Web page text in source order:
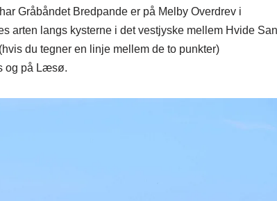
Gråbåndet Bredpande er på Melby Overdrev i
arten langs kysterne i det vestjyske mellem Hvide
du tegner en linje mellem de to punkter)
og på Læsø.